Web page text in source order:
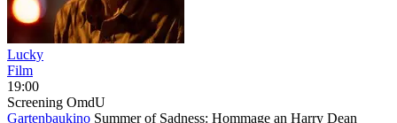
Lucky
Film
19:00
Screening OmdU
Gartenbaukino Summer of Sadness: Hommage an Harry Dean